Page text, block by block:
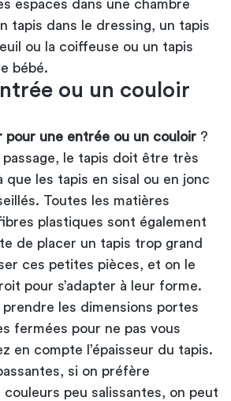
espaces dans une chambre
tapis dans le dressing, un tapis
ou la coiffeuse ou un tapis
bébé.
ou un couloir
pour une entrée ou un couloir ?
passage, le tapis doit être très
que les tapis en sisal ou en jonc
Toutes les matières
plastiques sont également
de placer un tapis trop grand
ces petites pièces, et on le
pour s’adapter à leur forme.
les dimensions portes
fermées pour ne pas vous
en compte l’épaisseur du tapis.
si on préfère
couleurs peu salissantes, on peut